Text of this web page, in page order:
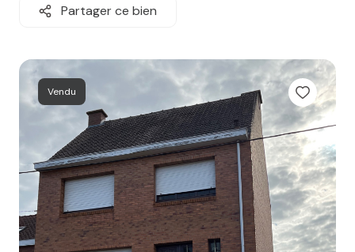
MES
ESTIMATION
ALERTE
MAIL
Partager ce bien
Vendu